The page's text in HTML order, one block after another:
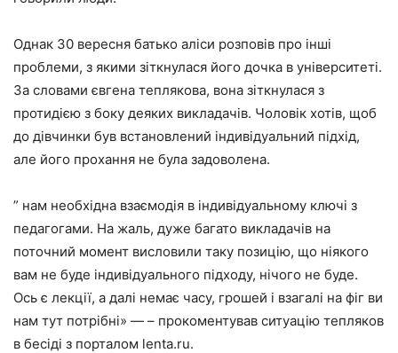
Однак 30 вересня батько аліси розповів про інші
проблеми, з якими зіткнулася його дочка в університеті.
За словами євгена теплякова, вона зіткнулася з
протидією з боку деяких викладачів. Чоловік хотів, щоб
до дівчинки був встановлений індивідуальний підхід,
але його прохання не була задоволена.
” нам необхідна взаємодія в індивідуальному ключі з
педагогами. На жаль, дуже багато викладачів на
поточний момент висловили таку позицію, що ніякого
вам не буде індивідуального підходу, нічого не буде.
Ось є лекції, а далі немає часу, грошей і взагалі на фіг ви
нам тут потрібні» — – прокоментував ситуацію тепляков
в бесіді з порталом lenta.ru.